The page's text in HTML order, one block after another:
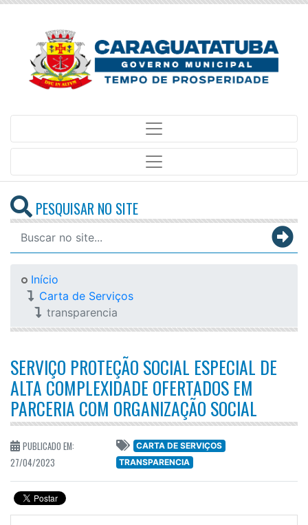
PESQUISAR NO SITE
Início
Carta de Serviços
transparencia
SERVIÇO PROTEÇÃO SOCIAL ESPECIAL DE
ALTA COMPLEXIDADE OFERTADOS EM
PARCERIA COM ORGANIZAÇÃO SOCIAL
PUBLICADO EM:
27/04/2023
CARTA DE SERVIÇOS
TRANSPARENCIA